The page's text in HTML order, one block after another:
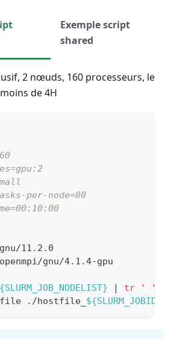
Exemple script
shared
2 nœuds, 160 processeurs, le
de 4H
per-node=80
11.2.0
gnu/4.1.4-gpu
| tr ' '
./hostfile_ ${SLURM_JOBID}